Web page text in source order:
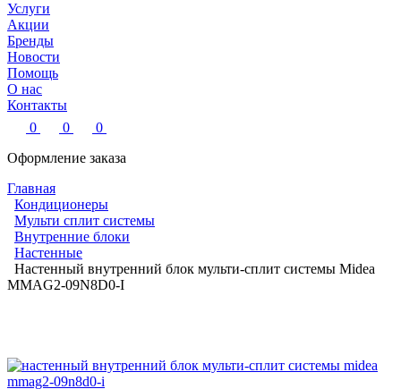
Услуги
Акции
Бренды
Новости
Помощь
О нас
Контакты
0
0
0
Оформление заказа
Главная
Кондиционеры
Мульти сплит системы
Внутренние блоки
Настенные
Настенный внутренний блок мульти-сплит системы Midea
MMAG2-09N8D0-I